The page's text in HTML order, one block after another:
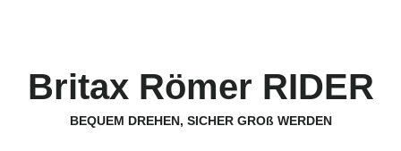
Britax Römer RIDER
BEQUEM DREHEN, SICHER GROß WERDEN